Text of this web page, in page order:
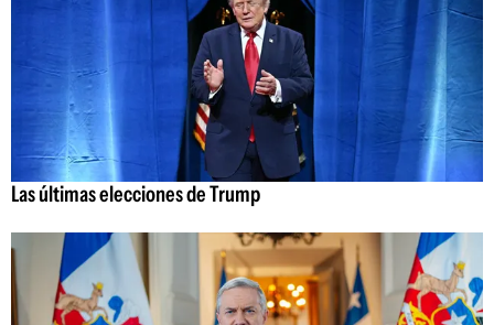
Las últimas elecciones de Trump